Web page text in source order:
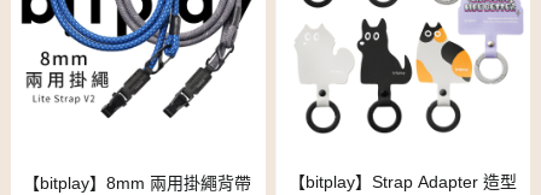
【bitplay】8mm 兩用掛繩背帶
【bitplay】Strap Adapter 造型